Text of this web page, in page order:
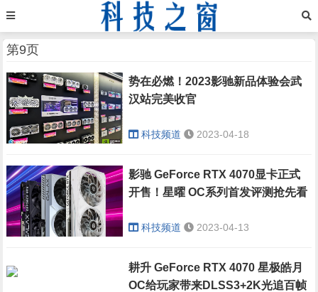
第9页
势在必燃！2023影驰新品体验会武
汉站完美收官
科技频道 2023-04-18
影驰 GeForce RTX 4070显卡正式
开售！星曜 OC系列首发评测抢先看
科技频道 2023-04-13
耕升 GeForce RTX 4070 星极皓月
OC给玩家带来DLSS3+2K光追百帧